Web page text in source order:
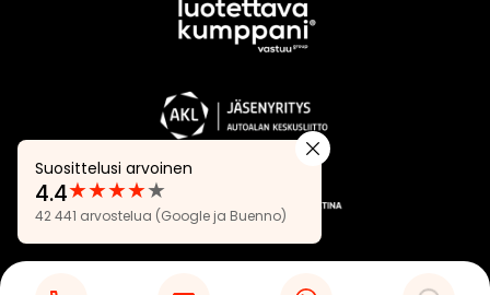
Suosittelusi arvoinen
Arvostelut:
4.4
★★★★★
4.4
42 441 arvostelua (Google ja Buenno)